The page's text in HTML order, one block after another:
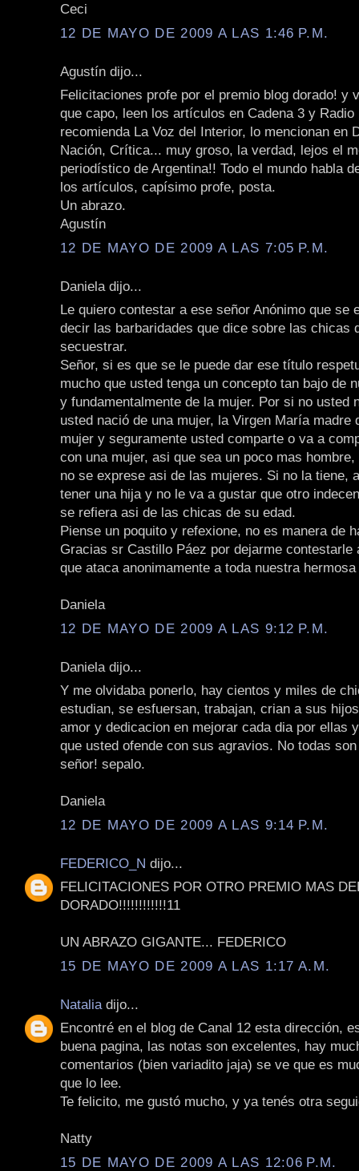
Ceci
12 DE MAYO DE 2009 A LAS 1:46 P.M.
Agustín dijo...
Felicitaciones profe por el premio blog dorado! y
que capo, leen los artículos en Cadena 3 y Radio
recomienda La Voz del Interior, lo mencionan en
Nación, Crítica... muy groso, la verdad, lejos el
periodístico de Argentina!! Todo el mundo habla
los artículos, capísimo profe, posta.
Un abrazo.
Agustín
12 DE MAYO DE 2009 A LAS 7:05 P.M.
Daniela dijo...
Le quiero contestar a ese señor Anónimo que se
decir las barbaridades que dice sobre las chicas
secuestrar.
Señor, si es que se le puede dar ese título
mucho que usted tenga un concepto tan bajo de
y fundamentalmente de la mujer. Por si no usted
usted nació de una mujer, la Virgen María madre
mujer y seguramente usted comparte o va a
con una mujer, asi que sea un poco mas
no se exprese asi de las mujeres. Si no la tiene,
tener una hija y no le va a gustar que otro
se refiera asi de las chicas de su edad.
Piense un poquito y refexione, no es manera de
Gracias sr Castillo Páez por dejarme contestarle
que ataca anonimamente a toda nuestra
Daniela
12 DE MAYO DE 2009 A LAS 9:12 P.M.
Daniela dijo...
Y me olvidaba ponerlo, hay cientos y miles de
estudian, se esfuersan, trabajan, crian a sus
amor y dedicacion en mejorar cada dia por ellas
que usted ofende con sus agravios. No todas
señor! sepalo.
Daniela
12 DE MAYO DE 2009 A LAS 9:14 P.M.
FEDERICO_N dijo...
FELICITACIONES POR OTRO PREMIO MAS
DORADO!!!!!!!!!!!!11
UN ABRAZO GIGANTE... FEDERICO
15 DE MAYO DE 2009 A LAS 1:17 A.M.
Natalia dijo...
Encontré en el blog de Canal 12 esta dirección,
buena pagina, las notas son excelentes, hay
comentarios (bien variadito jaja) se ve que es
que lo lee.
Te felicito, me gustó mucho, y ya tenés otra
Natty
15 DE MAYO DE 2009 A LAS 12:06 P.M.